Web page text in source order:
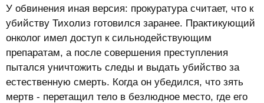
У обвинения иная версия: прокуратура считает, что к
убийству Тихолиз готовился заранее. Практикующий
онколог имел доступ к сильнодействующим
препаратам, а после совершения преступления
пытался уничтожить следы и выдать убийство за
естественную смерть. Когда он убедился, что зять
мертв - перетащил тело в безлюдное место, где его